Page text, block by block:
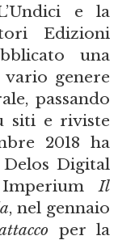
e la
Edizioni
una
genere
passando
siti e riviste
2018 ha
Digital
Il
, nel gennaio
per la